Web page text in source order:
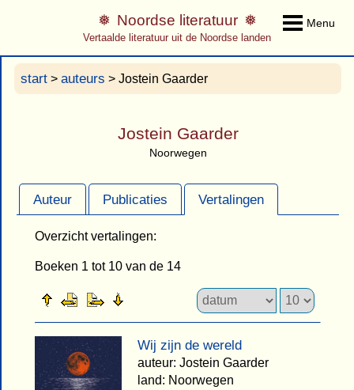
Menu
Noordse literatuur
Vertaalde literatuur uit de Noordse landen
start > auteurs > Jostein Gaarder
Jostein Gaarder
Noorwegen
Auteur Publicaties Vertalingen
Overzicht vertalingen:
Boeken 1 tot 10 van de 14
Wij zijn de wereld
auteur: Jostein Gaarder
land: Noorwegen